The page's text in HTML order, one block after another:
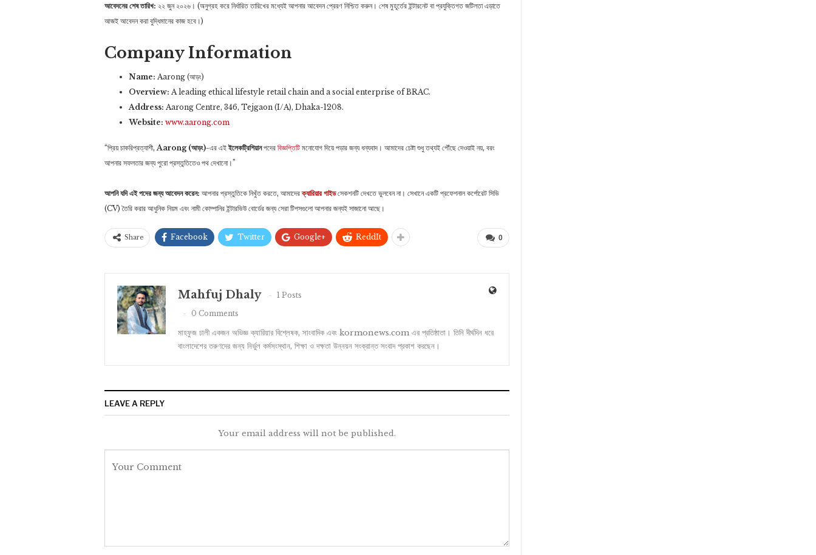
আবেদনের শেষ তারিখ: ২২ জুন ২০২৬। (অনুগ্রহ করে নির্ধারিত তারিখের মধ্যেই আপনার আবেদন প্রেরণ নিশ্চিত করুন। শেষ মুহূর্তের ইন্টারনেট বা প্রযুক্তিগত জটিলতা এড়াতে
আজই আবেদন করা বুদ্ধিমানের কাজ হবে।)
Company Information
Name: Aarong (আড়ং)
Overview: A leading ethical lifestyle retail chain and a social enterprise of BRAC.
Address: Aarong Centre, 346, Tejgaon (I/A), Dhaka-1208.
Website: www.aarong.com
“প্রিয় চাকরিপ্রত্যাশী, Aarong (আড়ং)-এর এই ইলেকট্রিশিয়ানপদের বিজ্ঞপ্তিটি মনোযোগ দিয়ে পড়ার জন্য ধন্যবাদ। আমাদের চেষ্টা শুধু তথ্যই পৌঁছে দেওয়াই নয়, বরং
আপনার সফলতার জন্য পুরো প্রস্তুতিতেও পথ দেখানো।”
আপনি যদি এই পদের জন্য আবেদন করেন: আপনার প্রস্তুতিকে নিখুঁত করতে, আমাদেরক্যারিয়ার গাইডসেকশনটি দেখতে ভুলবেন না। সেখানে একটি প্রফেশনাল কর্পোরেট সিভি
(CV) তৈরি করার আধুনিক নিয়ম এবং নামী কোম্পানির ইন্টারভিউ বোর্ডের জন্য সেরা টিপসগুলো আপনার জন্যই সাজানো আছে।
0
Share Facebook Twitter Google+ ReddIt
Mahfuj Dhaly
1 Posts
0 Comments
মাহফুজ ঢালী একজন অভিজ্ঞ ক্যারিয়ার বিশ্লেষক, সাংবাদিক এবং kormonews.com এর প্রতিষ্ঠাতা। তিনি দীর্ঘদিন ধরে
বাংলাদেশের তরুণদের জন্য নির্ভুল কর্মসংস্থান, শিক্ষা ও দক্ষতা উন্নয়ন সংক্রান্ত সংবাদ প্রকাশ করছেন।
LEAVE A REPLY
Your email address will not be published.